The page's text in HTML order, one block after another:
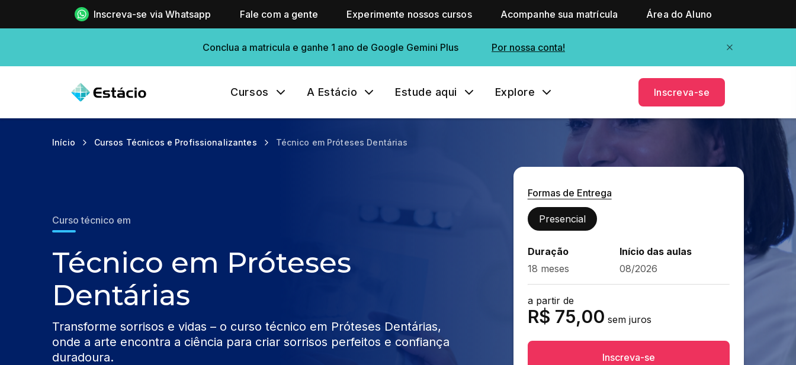
Inscreva-se via Whatsapp Fale com a gente Experimente nossos cursos Acompanhe sua matrícula Área do Aluno
Conclua a matricula e ganhe 1 ano de Google Gemini Plus Por nossa conta!
Cursos A Estácio Estude aqui Explore Inscreva-se
Início Cursos Técnicos e Profissionalizantes Técnico em Próteses Dentárias
Curso técnico em
Técnico em Próteses
Dentárias
Transforme sorrisos e vidas – o curso técnico em Próteses Dentárias,
onde a arte encontra a ciência para criar sorrisos perfeitos e confiança
duradoura.
Formas de Entrega
Presencial
Duração
18 meses
Início das aulas
08/2026
a partir de
R$ 75,00 sem juros
Inscreva-se